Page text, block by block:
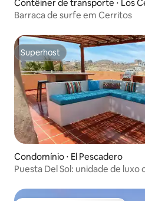
Contêiner de transporte ⋅ Los
Barraca de surfe em Cerritos
Superhost
Superhost
Condomínio ⋅ El Pescadero
Puesta Del Sol: unidade de